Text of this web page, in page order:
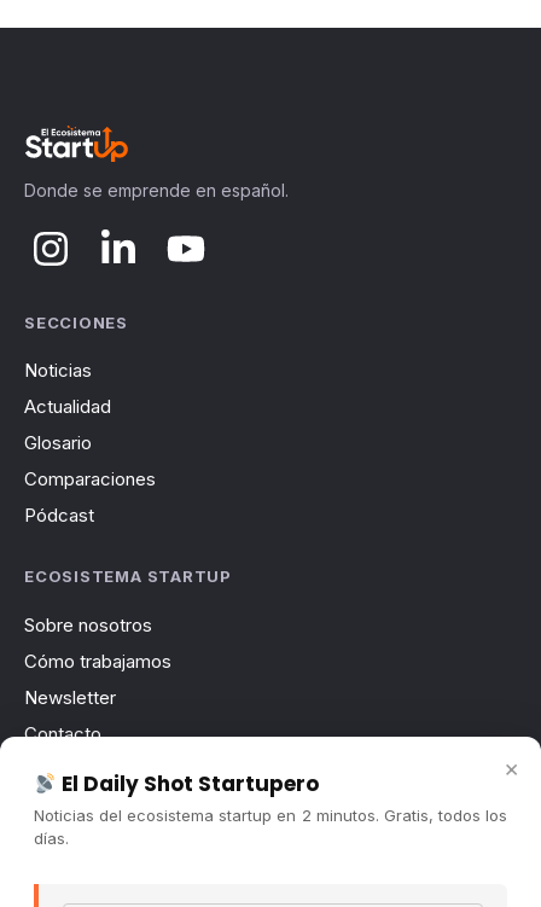
Donde se emprende en español.
SECCIONES
Noticias
Actualidad
Glosario
Comparaciones
Pódcast
ECOSISTEMA STARTUP
Sobre nosotros
Cómo trabajamos
Newsletter
Contacto
Publicidad
Convocatorias
×
El Daily Shot Startupero
Noticias del ecosistema startup en 2 minutos. Gratis, todos los
días.